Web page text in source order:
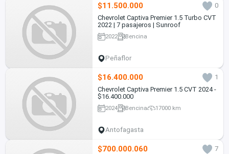
$11.500.000
0
Chevrolet Captiva Premier 1.5 Turbo CVT
2022 | 7 pasajeros | Sunroof
2022 Bencina
Peñaflor
$16.400.000
1
Chevrolet Captiva Premier 1.5 CVT 2024 -
$16.400.000
2024 Bencina 17000 km
Antofagasta
$700.000.060
7